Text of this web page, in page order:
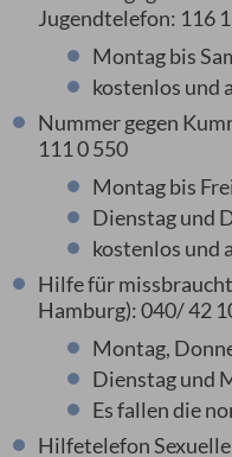
Jugendtelefon: 116
Montag bis
kostenlos und
Nummer gegen
111 0 550
Montag bis
Dienstag und
kostenlos und
Hilfe für
Hamburg): 040/ 42
Montag,
Dienstag und
Es fallen die
Hilfetelefon